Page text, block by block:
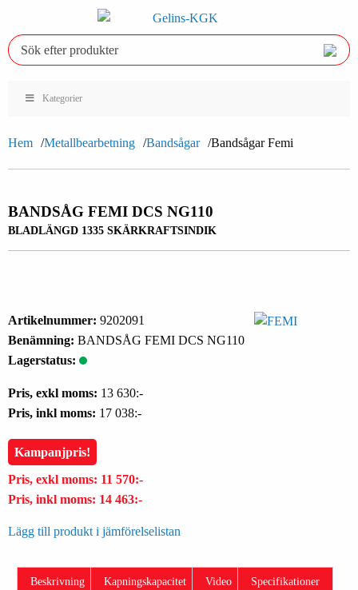
Kategorier
Hem Metallbearbetning Bandsågar Bandsågar Femi
BANDSÅG FEMI DCS NG110
BLADLÄNGD 1335 SKÄRKRAFTSINDIK
Artikelnummer: 9202091
Benämning: BANDSÅG FEMI DCS NG110
Lagerstatus:
Pris, exkl moms: 13 630:-
Pris, inkl moms: 17 038:-
Kampanjpris!
Pris, exkl moms: 11 570:-
Pris, inkl moms: 14 463:-
Lägg till produkt i jämförelselistan
Beskrivning Kapningskapacitet Video Specifikationer